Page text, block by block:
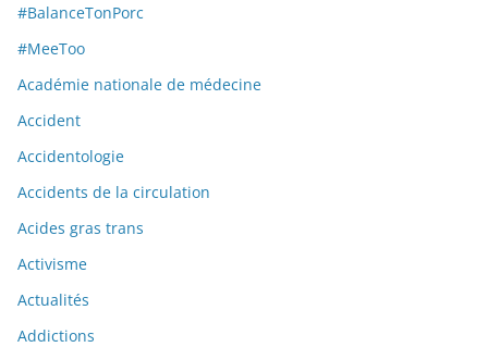
#BalanceTonPorc
#MeeToo
Académie nationale de médecine
Accident
Accidentologie
Accidents de la circulation
Acides gras trans
Activisme
Actualités
Addictions